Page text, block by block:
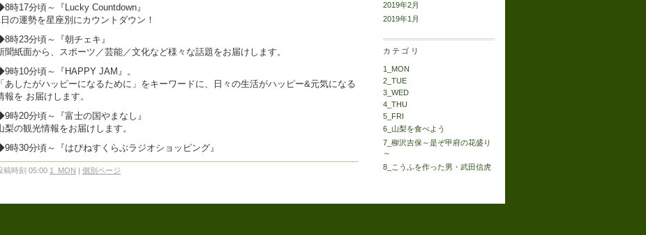
時17分頃～『Lucky Countdown』
の運勢を星座別にカウントダウン！
時23分頃～『朝チェキ』
聞紙面から、スポーツ／芸能／文化など様々な話題をお届けします。
時10分頃～『HAPPY JAM』。
「あしたがハッピーになるために」をキーワードに、日々の生活がハッピー&元気になる
報を お届けします。
時20分頃～『富士の国やまなし』
梨の観光情報をお届けします。
時30分頃～『はぴねすくらぶラジオショッピング』
稿時刻 05:00 1_MON | 個別ページ
2019年2月
2019年1月
カテゴリ
1_MON
2_TUE
3_WED
4_THU
5_FRI
6_山梨を食べよう
7_柳沢吉保～是ぞ甲府の花盛り
～
8_こうふを作った男・武田信虎